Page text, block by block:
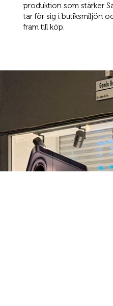
produktion som stärker
tar för sig i butiksmiljön
fram till köp.